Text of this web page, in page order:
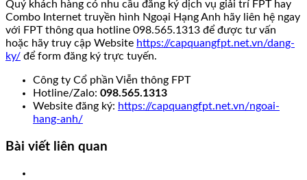
Quý khách hàng có nhu cầu đăng ký dịch vụ giải trí FPT hay
Combo Internet truyền hình Ngoại Hạng Anh hãy liên hệ ngay
với FPT thông qua hotline 098.565.1313 để được tư vấn
hoặc hãy truy cập Website https://capquangfpt.net.vn/dang-
ky/ để form đăng ký trực tuyến.
Công ty Cổ phần Viễn thông FPT
Hotline/Zalo: 098.565.1313
Website đăng ký: https://capquangfpt.net.vn/ngoai-
hang-anh/
Bài viết liên quan